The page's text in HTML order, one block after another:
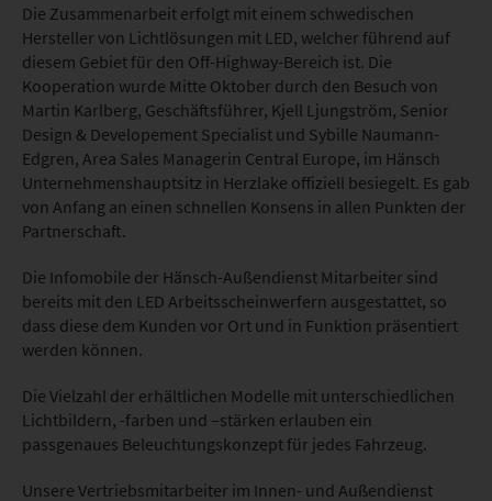
Die Zusammenarbeit erfolgt mit einem schwedischen
Hersteller von Lichtlösungen mit LED, welcher führend auf
diesem Gebiet für den Off-Highway-Bereich ist. Die
Kooperation wurde Mitte Oktober durch den Besuch von
Martin Karlberg, Geschäftsführer, Kjell Ljungström, Senior
Design & Developement Specialist und Sybille Naumann-
Edgren, Area Sales Managerin Central Europe, im Hänsch
Unternehmenshauptsitz in Herzlake offiziell besiegelt. Es gab
von Anfang an einen schnellen Konsens in allen Punkten der
Partnerschaft.
Die Infomobile der Hänsch-Außendienst Mitarbeiter sind
bereits mit den LED Arbeitsscheinwerfern ausgestattet, so
dass diese dem Kunden vor Ort und in Funktion präsentiert
werden können.
Die Vielzahl der erhältlichen Modelle mit unterschiedlichen
Lichtbildern, -farben und –stärken erlauben ein
passgenaues Beleuchtungskonzept für jedes Fahrzeug.
Unsere Vertriebsmitarbeiter im Innen- und Außendienst